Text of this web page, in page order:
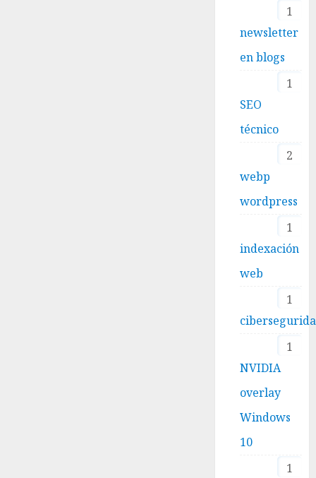
1
newsletter
en blogs
1
SEO
técnico
2
webp
wordpress
1
indexación
web
1
1
NVIDIA
overlay
Windows
10
1